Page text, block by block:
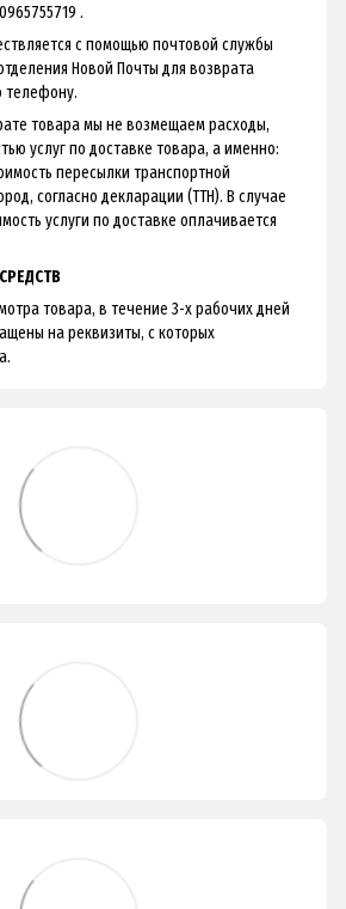
.
с помощью почтовой службы
Новой Почты для возврата
телефону.
товара мы не возмещаем расходы,
услуг по доставке товара, а именно:
пересылки транспортной
согласно декларации (ТТН). В случае
услуги по доставке оплачивается
товара, в течение 3-х рабочих дней
на реквизиты, с которых